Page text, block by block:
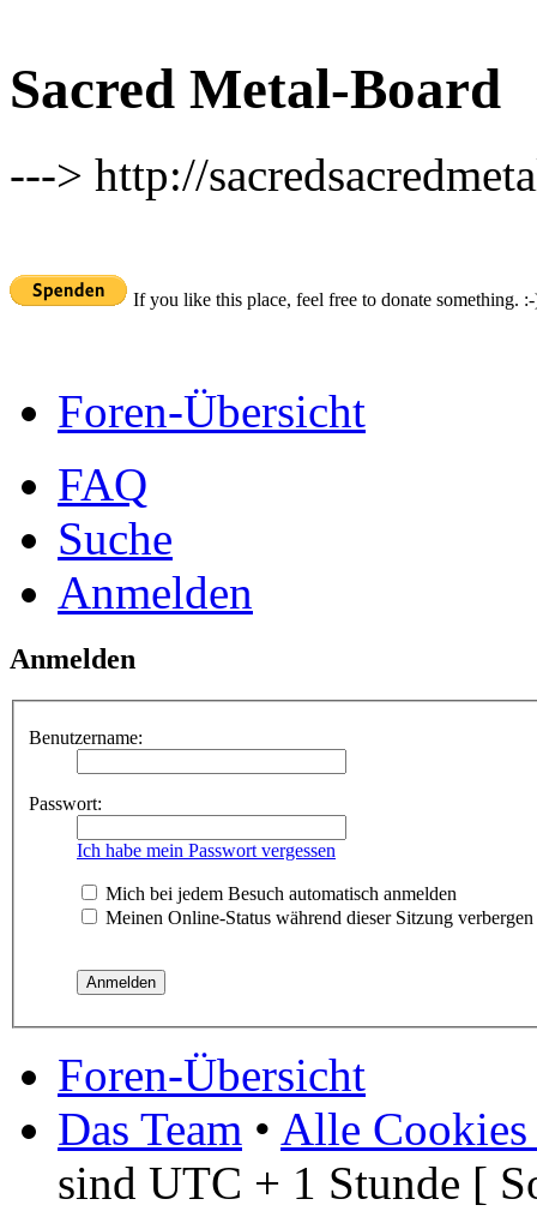
Sacred Metal-Board
---> http://
If you like this place, feel free to donate something.
Foren-Übersicht
FAQ
Suche
Anmelden
Anmelden
Benutzername:
Passwort:
Ich habe mein Passwort vergessen
Mich bei jedem Besuch automatisch anmelden
Meinen Online-Status während dieser Sitzung verbergen
Foren-Übersicht
Das Team • Alle Cookies
sind UTC + 1 Stunde [